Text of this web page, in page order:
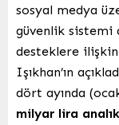
sosyal medya
güvenlik sistemi
desteklere
Işıkhan’ın
dört ayında
milyar lira